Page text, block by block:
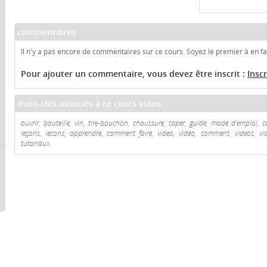
commentaires
Il n'y a pas encore de commentaires sur ce cours. Soyez le premier à en
Pour ajouter un commentaire, vous devez être inscrit :
mots-clés associés à ce cours video
ouvrir, bouteille, vin, tire-bouchon, chaussure, taper, guide, mode d'emploi,
leçons, lecons, apprendre, comment faire, video, vidéo, comment, videos,
tutoriaux.